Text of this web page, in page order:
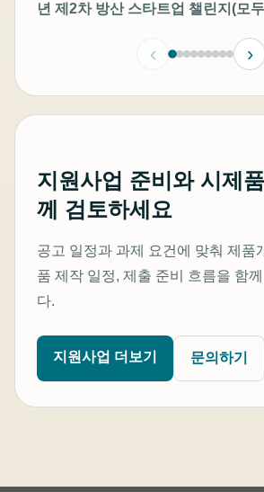
년 제2차 방산 스타트업 챌린지(모
‹ ›
지원사업 준비와 시제
께 검토하세요
공고 일정과 과제 요건에 맞춰 제품
품 제작 일정, 제출 준비 흐름을 함
다.
지원사업 더보기 문의하기